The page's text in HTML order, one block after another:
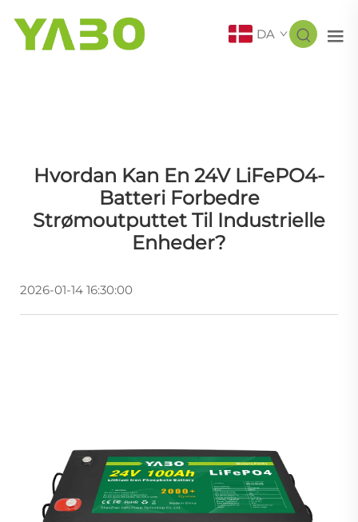
DA
Hvordan Kan En 24V LiFePO4-
Batteri Forbedre
Strømoutputtet Til Industrielle
Enheder?
2026-01-14 16:30:00